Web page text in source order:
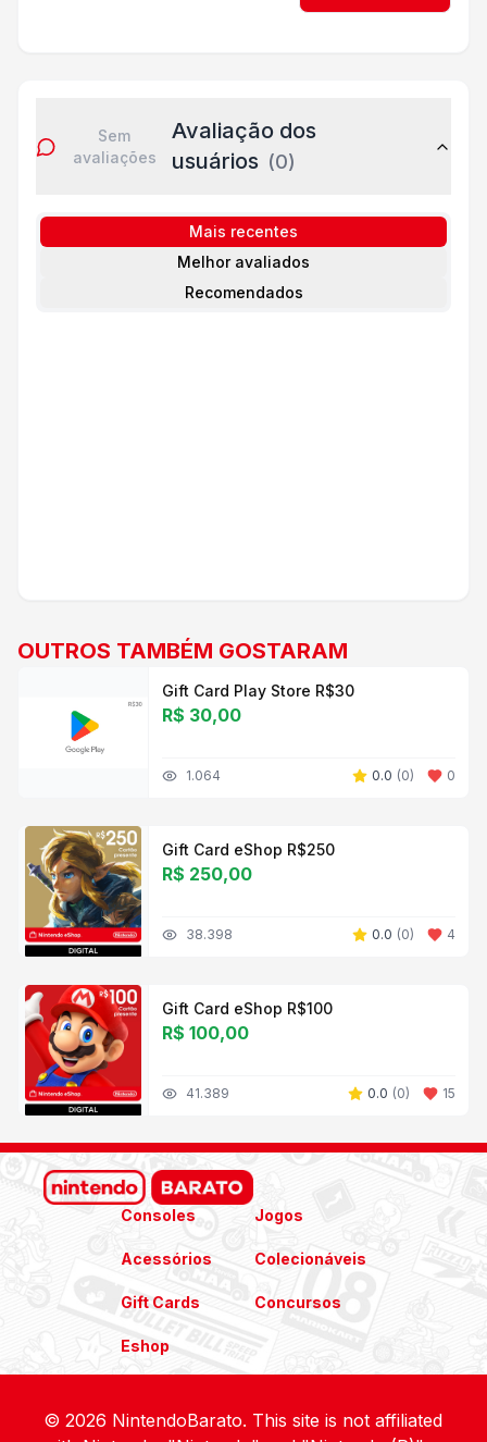
Sem
avaliações
Avaliação dos
usuários (0)
Mais recentes
Melhor avaliados
Recomendados
OUTROS TAMBÉM GOSTARAM
Gift Card Play Store R$30
R$ 30,00
1.064 0.0 (0) 0
Gift Card eShop R$250
R$ 250,00
38.398 0.0 (0) 4
Gift Card eShop R$100
R$ 100,00
41.389 0.0 (0) 15
Consoles Jogos
Acessórios Colecionáveis
Gift Cards Concursos
Eshop
© 2026 NintendoBarato. This site is not affiliated